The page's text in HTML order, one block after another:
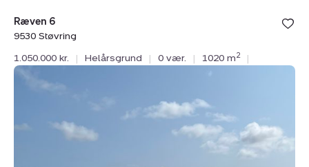
Ræven 6
9530 Støvring
1.050.000 kr.
| Helårsgrund | 0 vær. | 1020 m2 |
Helårsgrund:
Ræven
9530